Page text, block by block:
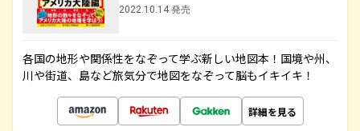
2022.10.14 発売
各国の地形や関係性をなぞって学ぶ新しい地図本！国境や州、
川や街道、島など旅気分で地図をなぞって脳もイキイキ！
詳細を見る